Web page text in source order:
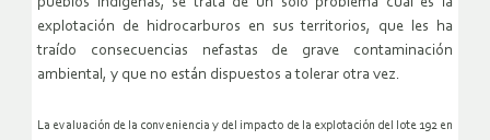
explotación de hidrocarburos en sus territorios, que les ha
traído consecuencias nefastas de grave contaminación
ambiental, y que no están dispuestos a tolerar otra vez.
La evaluación de la conveniencia y del impacto de la explotación del lote 192 en